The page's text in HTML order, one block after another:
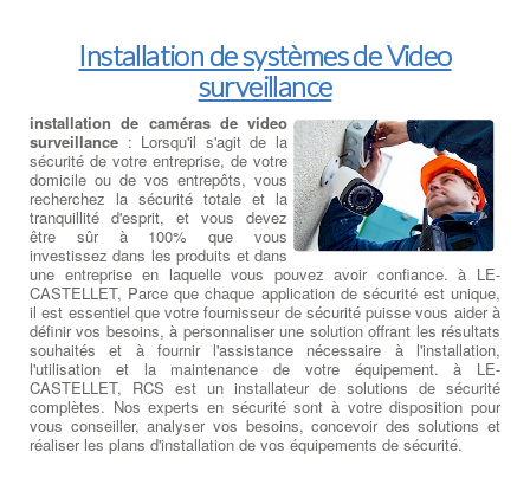
Installation de systèmes de Video
surveillance
installation de caméras de video
surveillance : Lorsqu'il s'agit de la
sécurité de votre entreprise, de votre
domicile ou de vos entrepôts, vous
recherchez la sécurité totale et la
tranquillité d'esprit, et vous devez
être sûr à 100% que vous
investissez dans les produits et dans
une entreprise en laquelle vous pouvez avoir confiance. à LE-
CASTELLET, Parce que chaque application de sécurité est unique,
il est essentiel que votre fournisseur de sécurité puisse vous aider à
définir vos besoins, à personnaliser une solution offrant les résultats
souhaités et à fournir l'assistance nécessaire à l'installation,
l'utilisation et la maintenance de votre équipement. à LE-
CASTELLET, RCS est un installateur de solutions de sécurité
complètes. Nos experts en sécurité sont à votre disposition pour
vous conseiller, analyser vos besoins, concevoir des solutions et
réaliser les plans d'installation de vos équipements de sécurité.